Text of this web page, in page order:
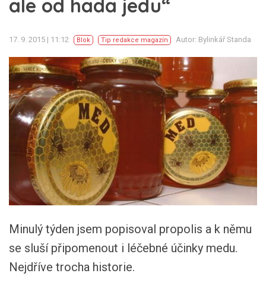
ale od hada jedu“
17. 9. 2015 | 11:12 Blok Tip redakce magazín Autor: Bylinkář Standa
Minulý týden jsem popisoval propolis a k němu
se sluší připomenout i léčebné účinky medu.
Nejdříve trocha historie.